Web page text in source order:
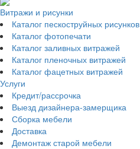
Витражи и рисунки
Каталог пескоструйных рисунков
Каталог фотопечати
Каталог заливных витражей
Каталог пленочных витражей
Каталог фацетных витражей
Услуги
Кредит/рассрочка
Выезд дизайнера-замерщика
Сборка мебели
Доставка
Демонтаж старой мебели